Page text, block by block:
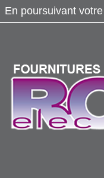
En poursuivant